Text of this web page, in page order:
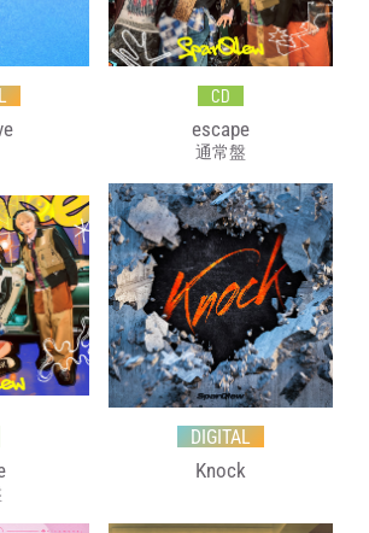
CD
escape
通常盤
DIGITAL
Knock